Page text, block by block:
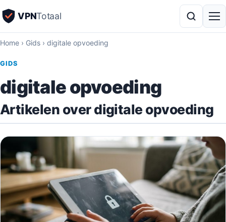
VPNTotaal
Home › Gids › digitale opvoeding
GIDS
digitale opvoeding
Artikelen over digitale opvoeding